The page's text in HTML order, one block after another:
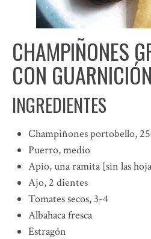
CHAMPIÑONES
CON
INGREDIENTES
Champiñones portobello,
Puerro, medio
Apio, una ramita [sin las
Ajo, 2 dientes
Tomates secos, 3-4
Albahaca fresca
Estragón